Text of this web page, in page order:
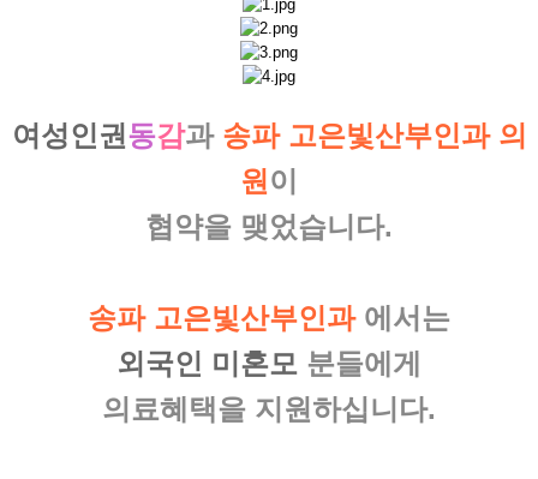
여성인권 동감과 송파 고은빛산부인과 의
원 이
협약을 맺었습니다.
송파 고은빛산부인과 에서는
외국인 미혼모 분들에게
의료혜택을 지원하십니다.